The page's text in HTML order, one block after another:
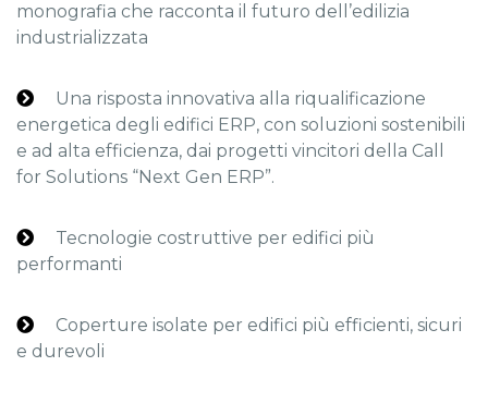
monografia che racconta il futuro dell’edilizia
industrializzata
Una risposta innovativa alla riqualificazione
energetica degli edifici ERP, con soluzioni sostenibili
e ad alta efficienza, dai progetti vincitori della Call
for Solutions “Next Gen ERP”.
Tecnologie costruttive per edifici più
performanti
Coperture isolate per edifici più efficienti, sicuri
e durevoli